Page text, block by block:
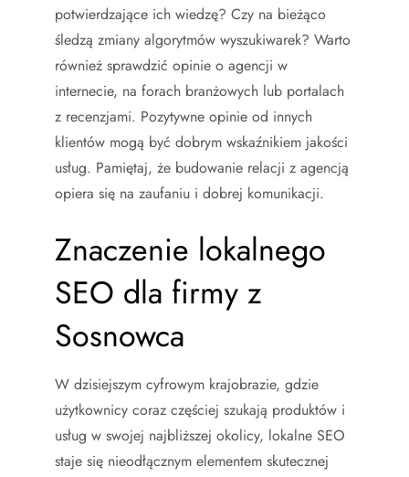
potwierdzające ich wiedzę? Czy na bieżąco
śledzą zmiany algorytmów wyszukiwarek? Warto
również sprawdzić opinie o agencji w
internecie, na forach branżowych lub portalach
z recenzjami. Pozytywne opinie od innych
klientów mogą być dobrym wskaźnikiem jakości
usług. Pamiętaj, że budowanie relacji z agencją
opiera się na zaufaniu i dobrej komunikacji.
Znaczenie lokalnego
SEO dla firmy z
Sosnowca
W dzisiejszym cyfrowym krajobrazie, gdzie
użytkownicy coraz częściej szukają produktów i
usług w swojej najbliższej okolicy, lokalne SEO
staje się nieodłącznym elementem skutecznej